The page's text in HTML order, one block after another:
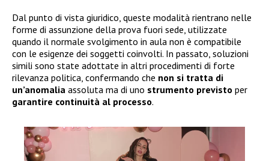
Dal punto di vista giuridico, queste modalità rientrano nelle
forme di assunzione della prova fuori sede, utilizzate
quando il normale svolgimento in aula non è compatibile
con le esigenze dei soggetti coinvolti. In passato, soluzioni
simili sono state adottate in altri procedimenti di forte
rilevanza politica, confermando che non si tratta di
un’anomalia assoluta ma di uno strumento previsto per
garantire continuità al processo.